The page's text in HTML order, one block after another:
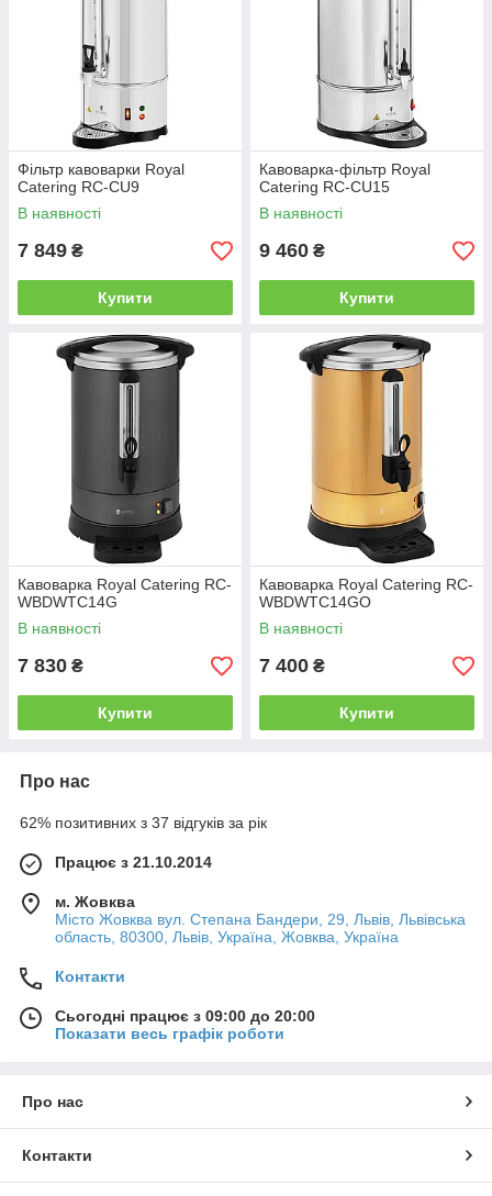
Фільтр кавоварки Royal
Catering RC-CU9
В наявності
7 849 ₴
Купити
Кавоварка-фільтр Royal
Catering RC-CU15
В наявності
9 460 ₴
Купити
Кавоварка Royal Catering RC-
WBDWTC14G
В наявності
7 830 ₴
Купити
Кавоварка Royal Catering RC-
WBDWTC14GO
В наявності
7 400 ₴
Купити
Про нас
62% позитивних з 37 відгуків за рік
Працює з 21.10.2014
м. Жовква
Місто Жовква вул. Степана Бандери, 29, Львів, Львівська
область, 80300, Львів, Україна, Жовква, Україна
Контакти
Сьогодні працює з 09:00 до 20:00
Показати весь графік роботи
Про нас
Контакти